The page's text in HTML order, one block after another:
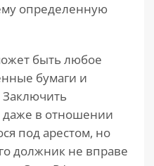
определенную
быть любое
бумаги и
в отношении
под арестом, но
должник не вправе